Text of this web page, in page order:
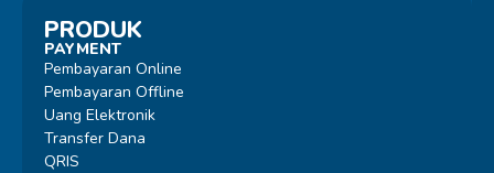
PRODUK
PAYMENT
Pembayaran Online
Pembayaran Offline
Uang Elektronik
Transfer Dana
QRIS